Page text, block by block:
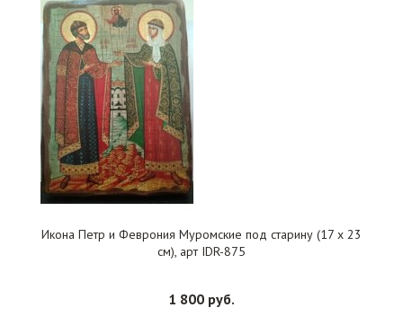
Икона Петр и Феврония Муромские под старину (17 х 23
см), арт IDR-875
1 800 руб.